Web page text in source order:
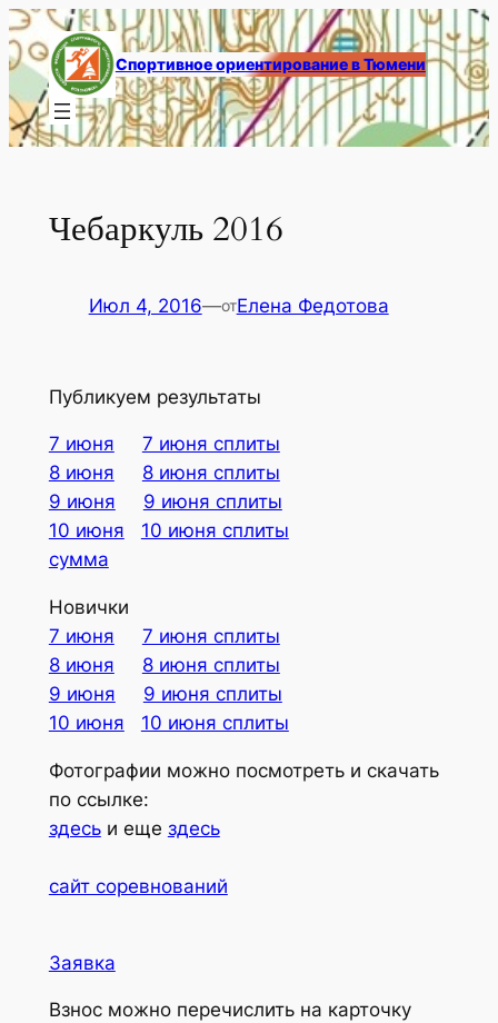
Перейти
к
содержимому
Спортивное ориентирование в Тюмени
Чебаркуль 2016
Июл 4, 2016—отЕлена Федотова
Публикуем результаты
7 июня
7 июня сплиты
8 июня
8 июня сплиты
9 июня
9 июня сплиты
10 июня
10 июня сплиты
сумма
Новички
7 июня
7 июня сплиты
8 июня
8 июня сплиты
9 июня
9 июня сплиты
10 июня
10 июня сплиты
Фотографии можно посмотреть и скачать
по ссылке:
здесьи еще здесь
сайт соревнований
Заявка
Взнос можно перечислить на карточку